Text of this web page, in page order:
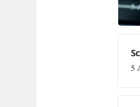
5
5